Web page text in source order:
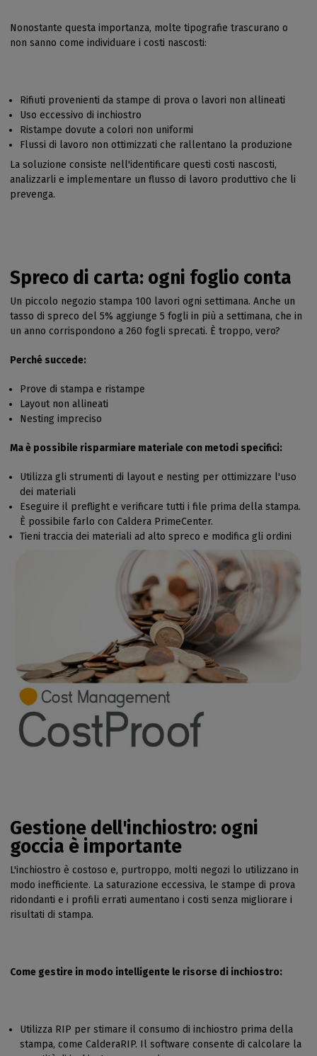
Nonostante questa importanza, molte tipografie trascurano o
non sanno come individuare i costi nascosti:
Rifiuti provenienti da stampe di prova o lavori non allineati
Uso eccessivo di inchiostro
Ristampe dovute a colori non uniformi
Flussi di lavoro non ottimizzati che rallentano la produzione
La soluzione consiste nell'identificare questi costi nascosti,
analizzarli e implementare un flusso di lavoro produttivo che li
prevenga.
Spreco di carta: ogni foglio conta
Un piccolo negozio stampa 100 lavori ogni settimana. Anche un
tasso di spreco del 5% aggiunge 5 fogli in più a settimana, che in
un anno corrispondono a 260 fogli sprecati. È troppo, vero?
Perché succede:
Prove di stampa e ristampe
Layout non allineati
Nesting impreciso
Ma è possibile risparmiare materiale con metodi specifici:
Utilizza gli strumenti di layout e nesting per ottimizzare l'uso
dei materiali
Eseguire il preflight e verificare tutti i file prima della stampa.
È possibile farlo con Caldera PrimeCenter.
Tieni traccia dei materiali ad alto spreco e modifica gli ordini
Gestione dell'inchiostro: ogni
goccia è importante
L'inchiostro è costoso e, purtroppo, molti negozi lo utilizzano in
modo inefficiente. La saturazione eccessiva, le stampe di prova
ridondanti e i profili errati aumentano i costi senza migliorare i
risultati di stampa.
Come gestire in modo intelligente le risorse di inchiostro:
Utilizza RIP per stimare il consumo di inchiostro prima della
stampa, come CalderaRIP. Il software consente di calcolare la